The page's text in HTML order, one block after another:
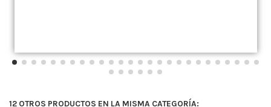
12 OTROS PRODUCTOS EN LA MISMA CATEGORÍA: